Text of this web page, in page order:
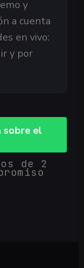
y
a cuenta
en vivo:
y por
sobre el
de 2